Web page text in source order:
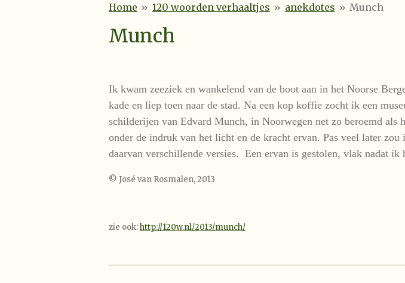
Home » 120 woorden verhaaltjes » anekdotes » Munch
Munch
Ik kwam zeeziek en wankelend van de boot aan in het Noorse
kade en liep toen naar de stad. Na een kop koffie zocht ik een
schilderijen van Edvard Munch, in Noorwegen net zo beroemd
onder de indruk van het licht en de kracht ervan. Pas veel later
daarvan verschillende versies. Een ervan is gestolen, vlak nadat
© José van Rosmalen, 2013
zie ook:http://120w.nl/2013/munch/